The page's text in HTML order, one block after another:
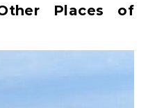
Places of